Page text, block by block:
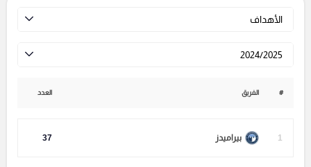
الأهداف
2024/2025
# الفريق العدد
1 بيراميدز 37